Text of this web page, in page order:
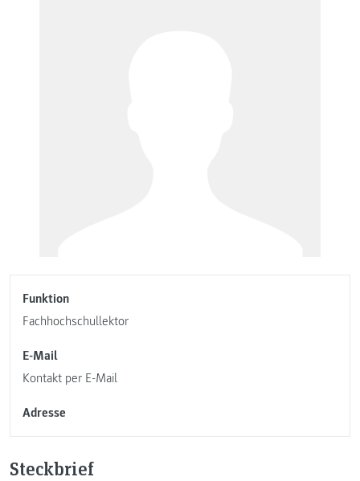
Funktion
Fachhochschullektor
E-Mail
Kontakt per E-Mail
Adresse
Steckbrief